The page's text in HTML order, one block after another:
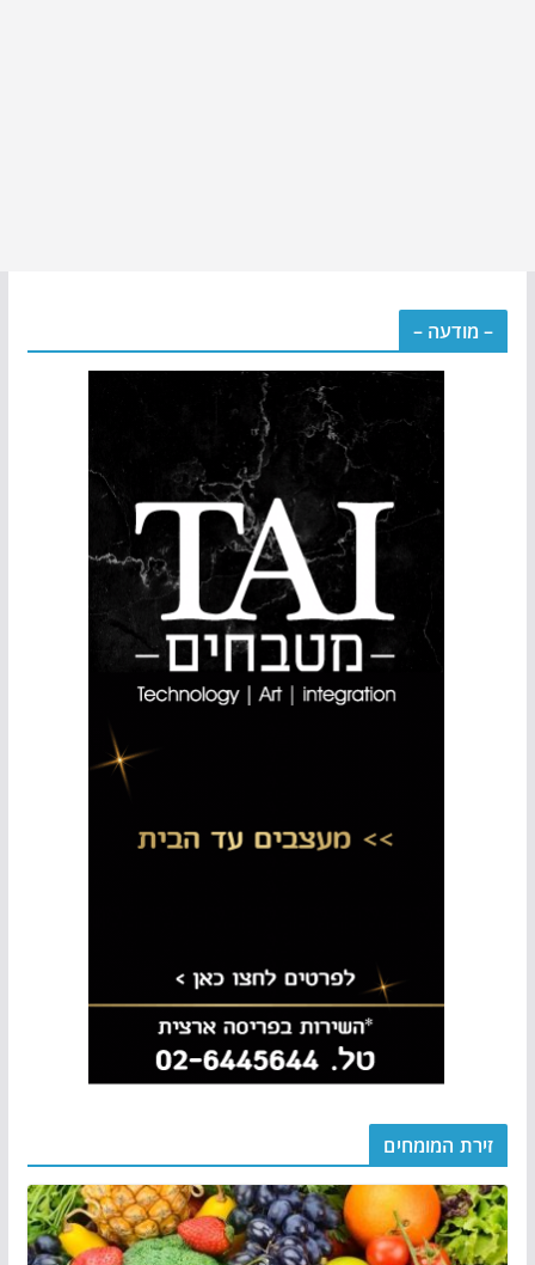
– מודעה –
זירת המומחים